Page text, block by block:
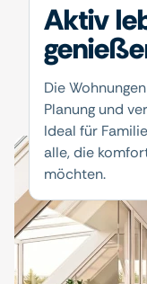
Aktiv
Die
Planung und
Ideal für
alle, die
möchten.